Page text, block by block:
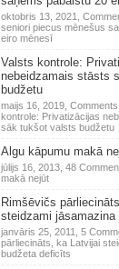
oktobris 13, 2021,
seniori piecus mēnešus
eiro mēnesī
Valsts kontrole:
nebeidzamais stāsts
budžetu
maijs 16, 2019,
kontrole: Privatizācijas
sāk tukšot valsts budžetu
Algu kāpumu makā
jūlijs 16, 2013, 48
makā nejūt
Rimšēvičs
steidzami
janvāris 25, 2011, 5
pārliecināts, ka Latvijai
budžeta deficīts